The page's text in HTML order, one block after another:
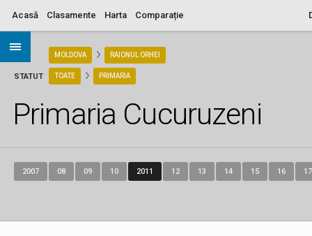
Acasă Clasamente Harta Comparație
STATUT
MOLDOVA RAIONUL ORHEI
TOATE PRIMARIA
Primaria Cucuruzeni
2007 08 09 10 2011 12 13 14 15 16 17